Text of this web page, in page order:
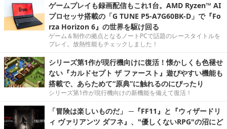
ゲームプレイも録画配信もこれ1台。AMD Ryzen™ AI
プロセッサ搭載の「G TUNE P5-A7G60BK-D」で『Fo
rza Horizon 6』の世界を駆け回る
ゲーム＆制作の拠点となるノートPCで話題のレースタイトルを
プレイ。放熱性能もチェックしました！
シリーズ第1作が現行機向けに復活！懐かしくも色褪せ
ない『カルドセプト ザ ファースト』遊びやすい機能も
搭載で、あらためて“原典”に触れるのにぴったり
シリーズ第1作が現行機向けの新機能を備えて復活！
「冒険は楽しいものだ」 ─『FF11』と『ウィザードリ
ィ ヴァリアンツ ダフネ』、"優しくないRPG"の沼にど